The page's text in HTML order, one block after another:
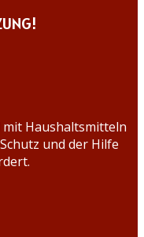
Haushaltsmitteln
und der Hilfe